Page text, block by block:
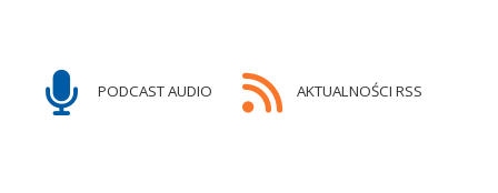
PODCAST AUDIO AKTUALNOŚCI RSS